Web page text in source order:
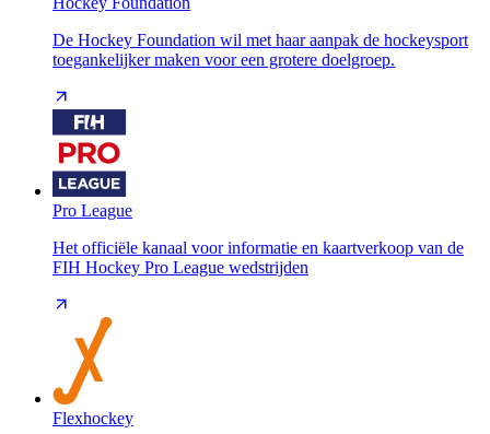
De Hockey Foundation wil met haar aanpak de hockeysport
toegankelijker maken voor een grotere doelgroep.
Pro League
Het officiële kanaal voor informatie en kaartverkoop van de
FIH Hockey Pro League wedstrijden
Flexhockey